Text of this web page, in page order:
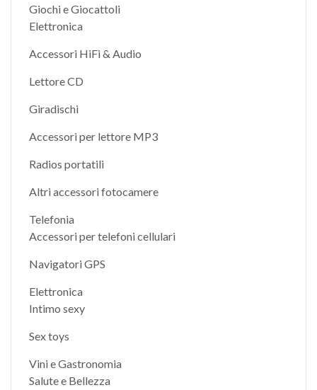
Giochi e Giocattoli
Elettronica
Accessori HiFi & Audio
Lettore CD
Giradischi
Accessori per lettore MP3
Radios portatili
Altri accessori fotocamere
Telefonia
Accessori per telefoni cellulari
Navigatori GPS
Elettronica
Intimo sexy
Sex toys
Vini e Gastronomia
Salute e Bellezza